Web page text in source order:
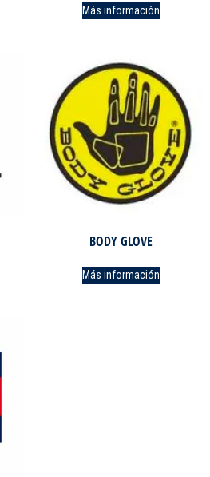
Más información
BODY GLOVE
Más información